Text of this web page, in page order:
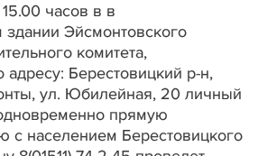
часов в в
здании Эйсмонтовского
комитета,
Берестовицкий р-н,
ул. Юбилейная, 20 личный
прямую
с населением Берестовицкого